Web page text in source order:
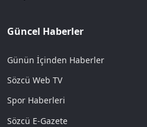
Güncel Haberler
Günün İçinden Haberler
Sözcü Web TV
Spor Haberleri
Sözcü E-Gazete